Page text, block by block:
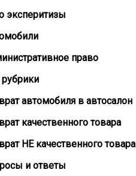
эксперитизы
право
автомобиля в автосалон
кaчественного товара
НЕ качественного товара
и ответы